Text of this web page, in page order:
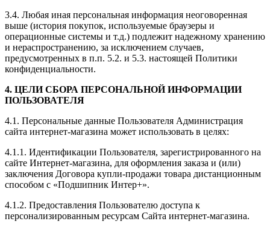
3.4. Любая иная персональная информация неоговоренная
выше (история покупок, используемые браузеры и
операционные системы и т.д.) подлежит надежному хранению
и нераспространению, за исключением случаев,
предусмотренных в п.п. 5.2. и 5.3. настоящей Политики
конфиденциальности.
4. ЦЕЛИ СБОРА ПЕРСОНАЛЬНОЙ ИНФОРМАЦИИ
ПОЛЬЗОВАТЕЛЯ
4.1. Персональные данные Пользователя Администрация
сайта интернет-магазина может использовать в целях:
4.1.1. Идентификации Пользователя, зарегистрированного на
сайте Интернет-магазина, для оформления заказа и (или)
заключения Договора купли-продажи товара дистанционным
способом с «Подшипник Интер+».
4.1.2. Предоставления Пользователю доступа к
персонализированным ресурсам Сайта интернет-магазина.